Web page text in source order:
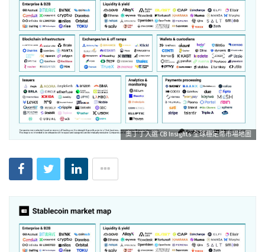
奧丁丁入選 CB Insights 全球穩定幣市場地圖